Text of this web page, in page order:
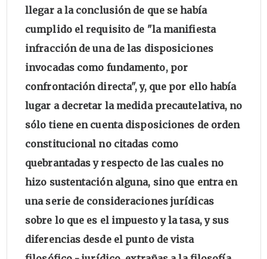
llegar a la conclusión de que se había
cumplido el requisito de "la manifiesta
infracción de una de las disposiciones
invocadas como fundamento, por
confrontación directa", y, que por ello había
lugar a decretar la medida precautelativa, no
sólo tiene en cuenta disposiciones de orden
constitucional no citadas como
quebrantadas y respecto de las cuales no
hizo sustentación alguna, sino que entra en
una serie de consideraciones jurídicas
sobre lo que es el impuesto y la tasa, y sus
diferencias desde el punto de vista